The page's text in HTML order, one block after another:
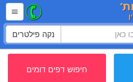
נקה פילטרים
חיפוש דפים דומים